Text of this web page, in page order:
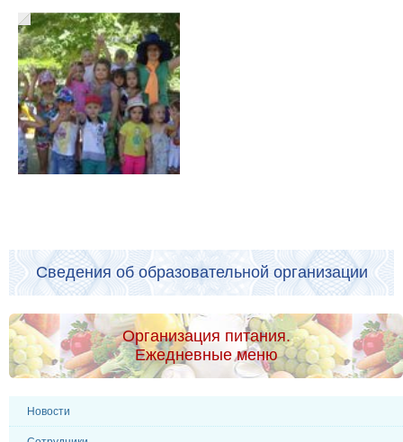
Сведения об образовательной организации
Организация питания.
Ежедневные меню
Новости